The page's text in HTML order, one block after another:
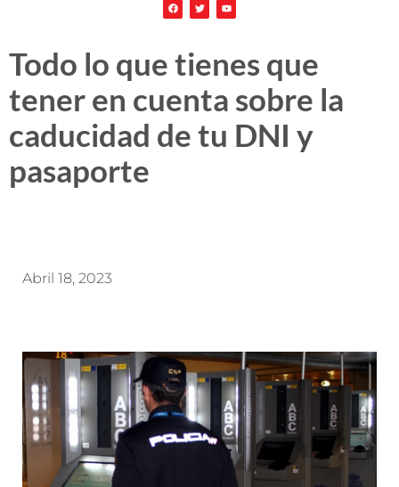
Todo lo que tienes que
tener en cuenta sobre la
caducidad de tu DNI y
pasaporte
Abril 18, 2023